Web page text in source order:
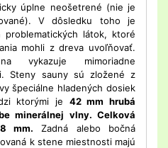
úplne neošetrené (nie je
V dôsledku toho je
látok, ktoré
mohli z dreva uvoľňovať.
vykazuje mimoriadne
Steny sauny sú zložené z
špeciálne hladených dosiek
ktorými je 42 mm hrubá
minerálnej vlny. Celková
mm. Zadná alebo bočná
k stene miestnosti majú